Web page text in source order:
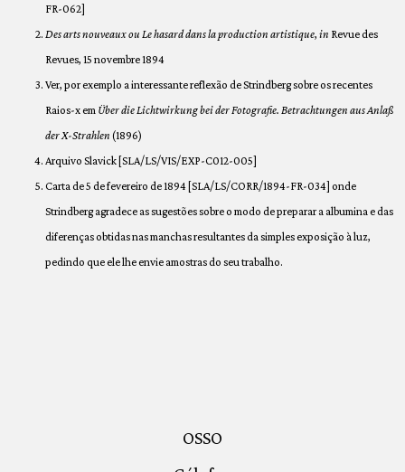
FR-062]
Des arts nouveaux ou Le hasard dans la production artistique, in Revue des
Revues, 15 novembre 1894
Ver, por exemplo a interessante reflexão de Strindberg sobre os recentes
Raios-x em Über die Lichtwirkung bei der Fotografie. Betrachtungen aus Anlaß
der X-Strahlen (1896)
Arquivo Slavick [SLA/LS/VIS/EXP-C012-005]
Carta de 5 de fevereiro de 1894 [SLA/LS/CORR/1894-FR-034] onde
Strindberg agradece as sugestões sobre o modo de preparar a albumina e das
diferenças obtidas nas manchas resultantes da simples exposição à luz,
pedindo que ele lhe envie amostras do seu trabalho.
OSSO